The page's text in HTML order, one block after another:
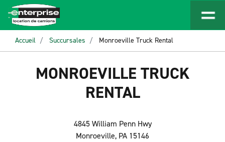
Accueil Succursales Monroeville Truck Rental
MONROEVILLE TRUCK
RENTAL
4845 William Penn Hwy
Monroeville, PA 15146